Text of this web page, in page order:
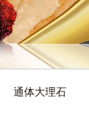
通体大理石